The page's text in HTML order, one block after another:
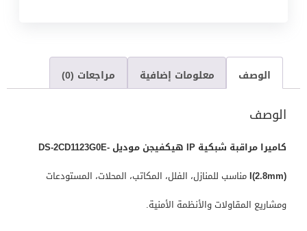
الوصف معلومات إضافية مراجعات (0)
الوصف
كاميرا مراقبة شبكية IP هيكفيجن موديل DS-2CD1123G0E-
I(2.8mm)مناسب للمنازل، الفلل، المكاتب، المحلات، المستودعات
ومشاريع المقاولات والأنظمة الأمنية.